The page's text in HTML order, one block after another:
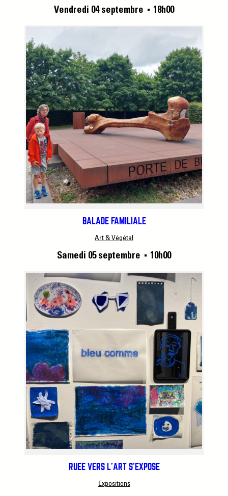
Vendredi 04 septembre ■ 18h00
BALADE FAMILIALE
Art & Végétal
Samedi 05 septembre ■ 10h00
RUÉE VERS L’ART S’EXPOSE
Expositions